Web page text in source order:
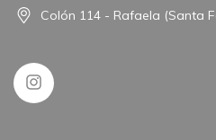
Colón 114 - Rafaela (Santa